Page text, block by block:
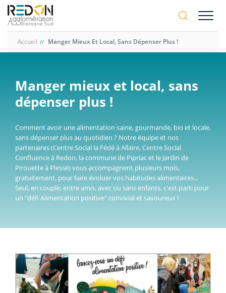
Aller
contenu
Accueil Manger Mieux Et Local, Sans Dépenser Plus !
Manger mieux et local, sans
dépenser plus !
Comment avoir une alimentation saine, gourmande, bio et locale,
sans dépenser plus au quotidien ? Notre équipe et nos
partenaires (Centre Social la Fédé à Allaire, Centre Social
Confluence à Redon, la commune de Pipriac et le Jardin de
Pirouette à Plessé) vous accompagnent plusieurs mois,
gratuitement, pour faire évoluer vos habitudes alimentaires...
Seul, en couple, entre amis, avec ou sans enfants, c'est parti pour
un "défi Alimentation positive" convivial et savoureux !